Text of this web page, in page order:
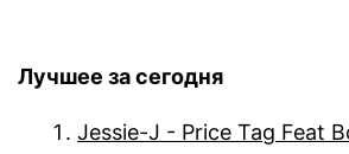
Лучшее за сегодня
Jessie-J - Price Tag Feat